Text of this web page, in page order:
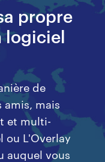
propre
logiciel
de
amis, mais
et multi-
ou L'Overlay
auquel vous